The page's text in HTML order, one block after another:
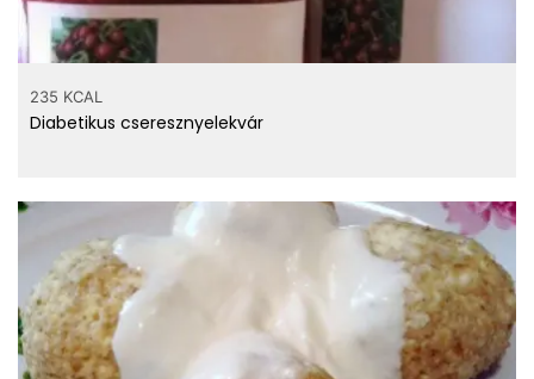
235 KCAL
Diabetikus cseresznyelekvár